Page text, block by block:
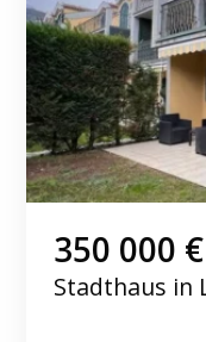
350 000 €
Stadthaus in